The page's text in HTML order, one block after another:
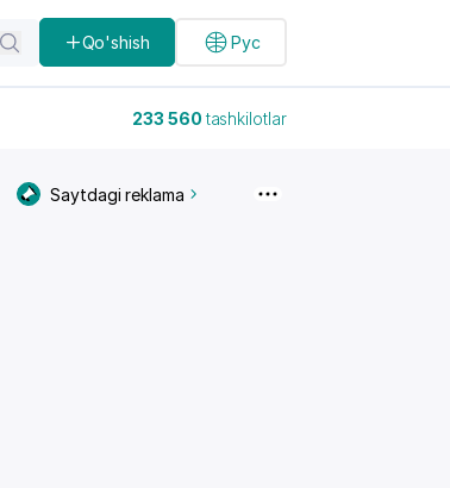
Qo'shish Рус
233 560tashkilotlar
Saytdagi reklama